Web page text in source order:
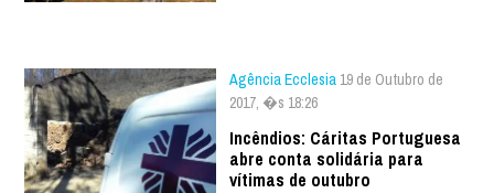
Agência Ecclesia 19 de Outubro de
2017, �s 18:26
Incêndios: Cáritas Portuguesa
abre conta solidária para
vítimas de outubro